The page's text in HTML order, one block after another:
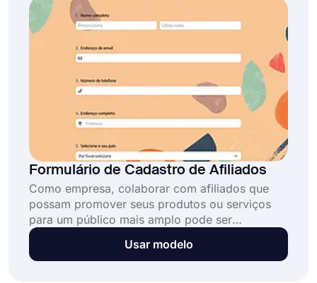
colocando seu processo de inscrição online.
Formulário de Cadastro de Afiliados
Como empresa, colaborar com afiliados que
possam promover seus produtos ou serviços
para um público mais amplo pode ser
vantajoso. Um formulário de inscrição de
afiliado, também conhecido como formulário de
Usar modelo